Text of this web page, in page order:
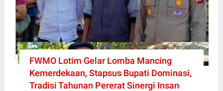
FWMO Lotim Gelar Lomba Mancing
Kemerdekaan, Stapsus Bupati Dominasi,
Tradisi Tahunan Pererat Sinergi Insan